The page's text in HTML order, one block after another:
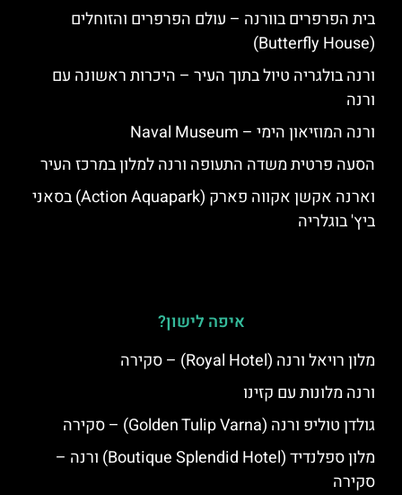
בית הפרפרים בוורנה – עולם הפרפרים והזוחלים
(Butterfly House)
ורנה בולגריה טיול בתוך העיר – היכרות ראשונה עם
ורנה
ורנה המוזיאון הימי – Naval Museum
הסעה פרטית משדה התעופה ורנה למלון במרכז העיר
וארנה אקשן אקווה פארק (Action Aquapark) בסאני
ביץ' בוגלריה
איפה לישון?
מלון רויאל ורנה (Royal Hotel) – סקירה
ורנה מלונות עם קזינו
גולדן טוליפ ורנה (Golden Tulip Varna) – סקירה
מלון ספלנדיד (Boutique Splendid Hotel) ורנה –
סקירה